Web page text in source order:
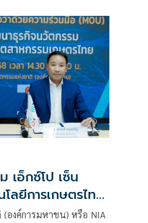
รือ NIA ที่พารากอน ฮอลล์
เอ็กซ์โป เซ็น
ลยีการเกษตรไทย
องค์การมหาชน) หรือ NIA